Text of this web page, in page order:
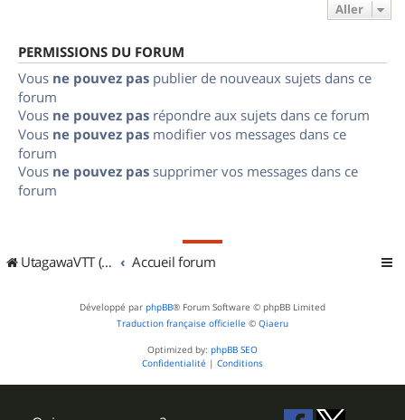
Aller
PERMISSIONS DU FORUM
Vous ne pouvez pas publier de nouveaux sujets dans ce
forum
Vous ne pouvez pas répondre aux sujets dans ce forum
Vous ne pouvez pas modifier vos messages dans ce
forum
Vous ne pouvez pas supprimer vos messages dans ce
forum
UtagawaVTT (Randos VTT et VTTAE avec traces GPS) Accueil forum
Développé par phpBB® Forum Software © phpBB Limited
Traduction française officielle © Qiaeru
Optimized by: phpBB SEO
Confidentialité | Conditions